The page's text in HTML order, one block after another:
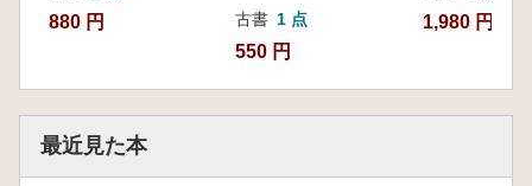
880 円 古書 1 点
550 円
1,980 円
最近見た本